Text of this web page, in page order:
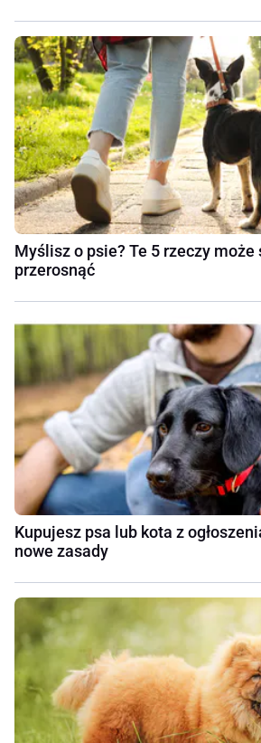
Myślisz o psie? Te 5 rzeczy może
przerosnąć
Kupujesz psa lub kota z
nowe zasady